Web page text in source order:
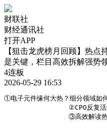
财联社
财经通讯社
打开APP
【狙击龙虎榜月回顾】热点
是关键，栏目高效拆解强势
4连板
2026-05-29 16:53
①电子元件缘何大热？细分领域如
②CPO反复活跃
③高效解读热